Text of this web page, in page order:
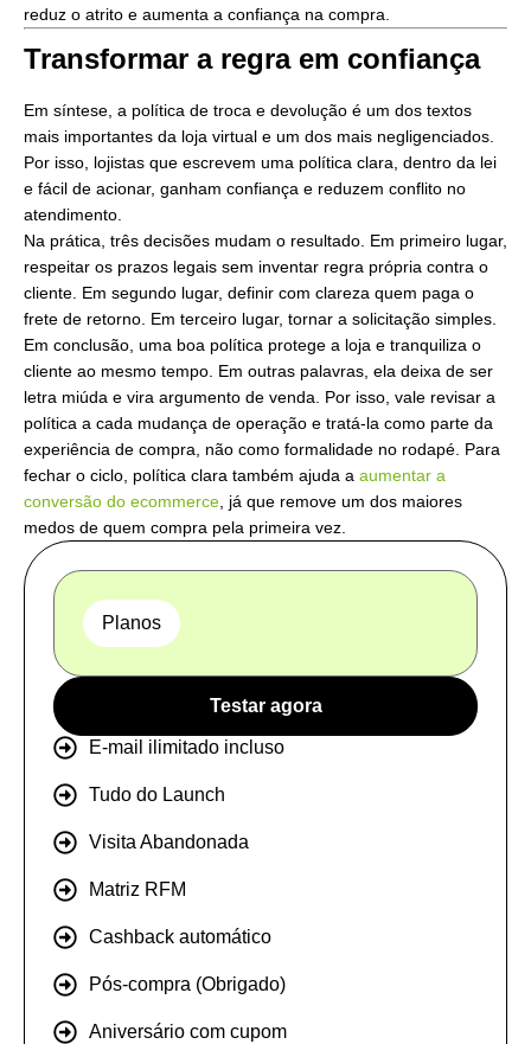
reduz o atrito e aumenta a confiança na compra.
Transformar a regra em confiança
Em síntese, a política de troca e devolução é um dos textos
mais importantes da loja virtual e um dos mais negligenciados.
Por isso, lojistas que escrevem uma política clara, dentro da lei
e fácil de acionar, ganham confiança e reduzem conflito no
atendimento.
Na prática, três decisões mudam o resultado. Em primeiro lugar,
respeitar os prazos legais sem inventar regra própria contra o
cliente. Em segundo lugar, definir com clareza quem paga o
frete de retorno. Em terceiro lugar, tornar a solicitação simples.
Em conclusão, uma boa política protege a loja e tranquiliza o
cliente ao mesmo tempo. Em outras palavras, ela deixa de ser
letra miúda e vira argumento de venda. Por isso, vale revisar a
política a cada mudança de operação e tratá-la como parte da
experiência de compra, não como formalidade no rodapé. Para
fechar o ciclo, política clara também ajuda a aumentar a
conversão do ecommerce , já que remove um dos maiores
medos de quem compra pela primeira vez.
Planos
Testar agora
E-mail ilimitado incluso
Tudo do Launch
Visita Abandonada
Matriz RFM
Cashback automático
Pós-compra (Obrigado)
Aniversário com cupom